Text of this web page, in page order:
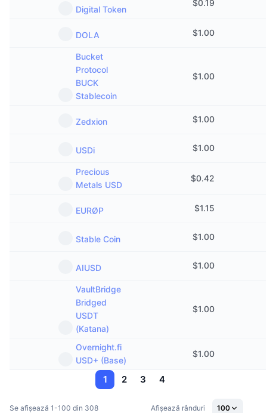
Digital Token
$0.19
DOLA $1.00
Bucket
Protocol
BUCK
Stablecoin
$1.00
Zedxion $1.00
USDi $1.00
Precious
Metals USD
$0.42
EURØP $1.15
Stable Coin $1.00
AIUSD $1.00
VaultBridge
Bridged
USDT
(Katana)
$1.00
Overnight.fi
USD+ (Base)
$1.00
1 2 3 4
Se afișează 1-100 din 308 Afișează rânduri 100